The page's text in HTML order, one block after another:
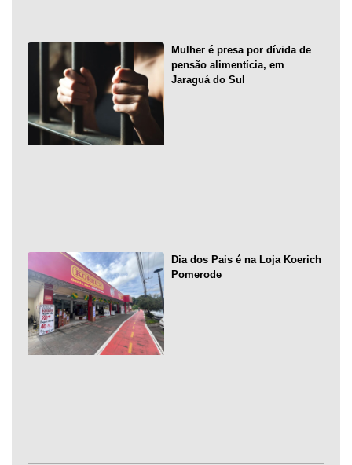
Mulher é presa por dívida de
pensão alimentícia, em
Jaraguá do Sul
Dia dos Pais é na Loja Koerich
Pomerode